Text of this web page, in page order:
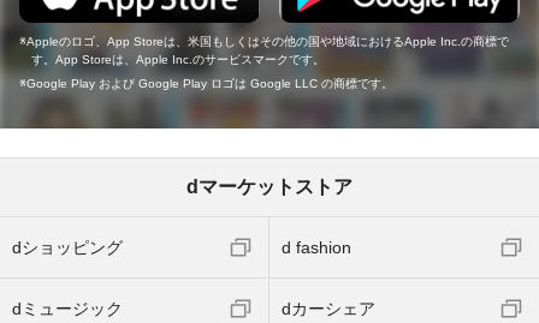
Appleのロゴ、App Storeは、米国もしくはその他の国や地域におけるApple Inc.の商標で
す。App Storeは、Apple Inc.のサービスマークです。
Google Play および Google Play ロゴは Google LLC の商標です。
dマーケットストア
dショッピング d fashion
dミュージック dカーシェア